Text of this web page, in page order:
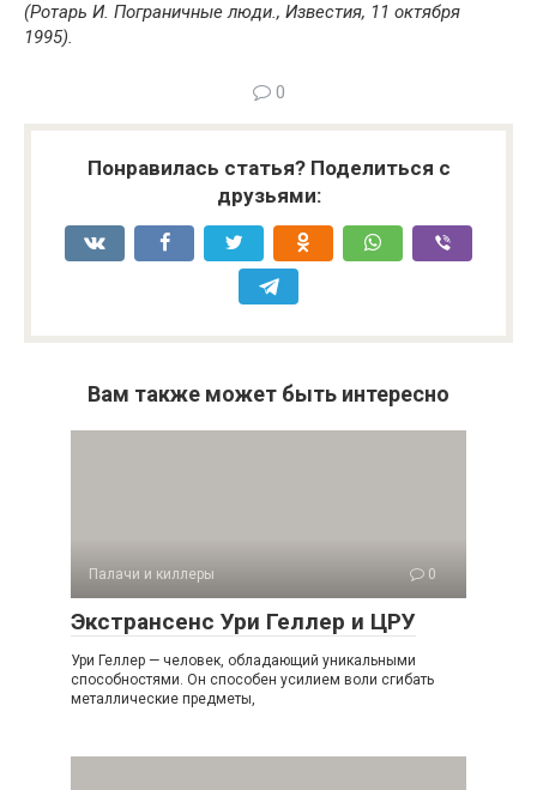
(Ротарь И. Пограничные люди., Известия, 11 октября
1995).
0
Понравилась статья? Поделиться с
друзьями:
Вам также может быть интересно
Палачи и киллеры 0
Экстрансенс Ури Геллер и ЦРУ
Ури Геллер — человек, обладающий уникальными
способностями. Он способен усилием воли сгибать
металлические предметы,